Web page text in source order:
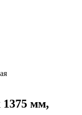
1375 мм,